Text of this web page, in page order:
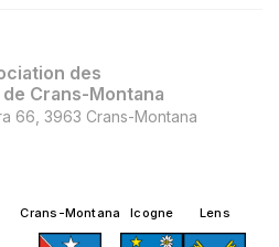
des
Crans-Montana
66, 3963 Crans-Montana
Crans-Montana Icogne Lens